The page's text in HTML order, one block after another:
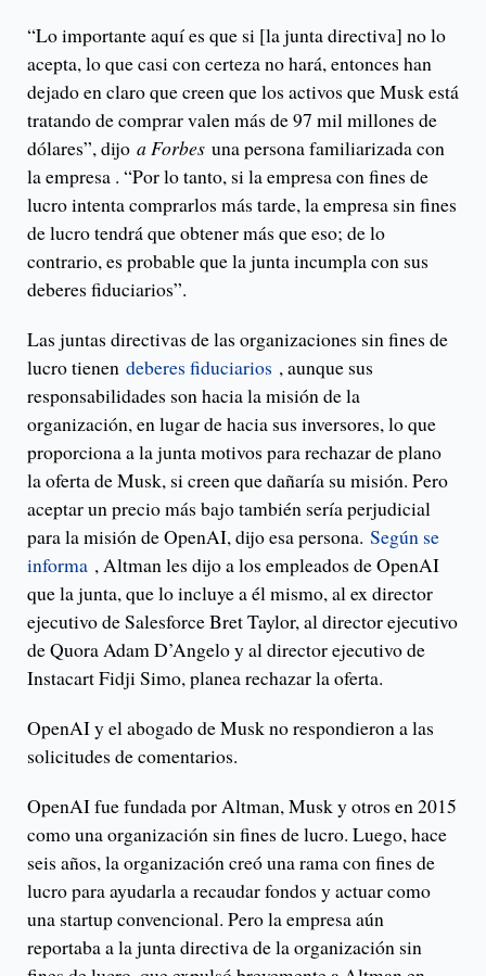
“Lo importante aquí es que si [la junta directiva] no lo
acepta, lo que casi con certeza no hará, entonces han
dejado en claro que creen que los activos que Musk está
tratando de comprar valen más de 97 mil millones de
dólares”, dijo a Forbes una persona familiarizada con
la empresa . “Por lo tanto, si la empresa con fines de
lucro intenta comprarlos más tarde, la empresa sin fines
de lucro tendrá que obtener más que eso; de lo
contrario, es probable que la junta incumpla con sus
deberes fiduciarios”.
Las juntas directivas de las organizaciones sin fines de
lucro tienen deberes fiduciarios , aunque sus
responsabilidades son hacia la misión de la
organización, en lugar de hacia sus inversores, lo que
proporciona a la junta motivos para rechazar de plano
la oferta de Musk, si creen que dañaría su misión. Pero
aceptar un precio más bajo también sería perjudicial
para la misión de OpenAI, dijo esa persona. Según se
informa , Altman les dijo a los empleados de OpenAI
que la junta, que lo incluye a él mismo, al ex director
ejecutivo de Salesforce Bret Taylor, al director ejecutivo
de Quora Adam D’Angelo y al director ejecutivo de
Instacart Fidji Simo, planea rechazar la oferta.
OpenAI y el abogado de Musk no respondieron a las
solicitudes de comentarios.
OpenAI fue fundada por Altman, Musk y otros en 2015
como una organización sin fines de lucro. Luego, hace
seis años, la organización creó una rama con fines de
lucro para ayudarla a recaudar fondos y actuar como
una startup convencional. Pero la empresa aún
reportaba a la junta directiva de la organización sin